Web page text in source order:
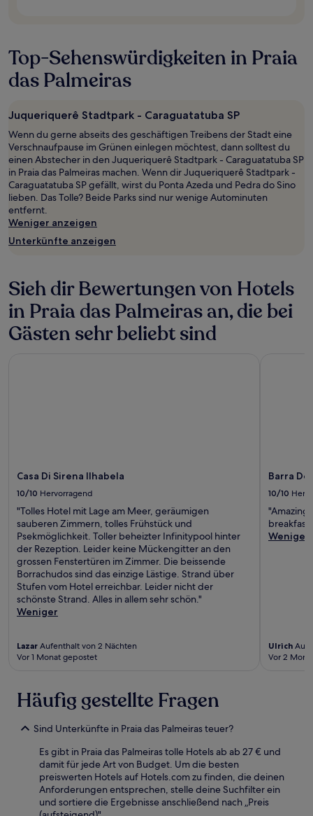
können
zusätzliche
Bedingungen
Top-Sehenswürdigkeiten in Praia
das Palmeiras
Juqueriquerê Stadtpark - Caraguatatuba SP
Wenn du gerne abseits des geschäftigen Treibens der Stadt eine
Verschnaufpause im Grünen einlegen möchtest, dann solltest du
einen Abstecher in den Juqueriquerê Stadtpark - Caraguatatuba SP
in Praia das Palmeiras machen. Wenn dir Juqueriquerê Stadtpark -
Caraguatatuba SP gefällt, wirst du Ponta Azeda und Pedra do Sino
lieben. Das Tolle? Beide Parks sind nur wenige Autominuten
entfernt.
Weniger anzeigen
Unterkünfte anzeigen
Sieh dir Bewertungen von Hotels
in Praia das Palmeiras an, die bei
Gästen sehr beliebt sind
Casa Di Sirena Ilhabela
10/10 Hervorragend
"Tolles Hotel mit Lage am Meer, geräumigen
sauberen Zimmern, tolles Frühstück und
Psekmöglichkeit. Toller beheizter Infinitypool hinter
der Rezeption. Leider keine Mückengitter an den
grossen Fenstertüren im Zimmer. Die beissende
Borrachudos sind das einzige Lästige. Strand über
Stufen vom Hotel erreichbar. Leider nicht der
schönste Strand. Alles in allem sehr schön."
Weniger
Lazar Aufenthalt von 2 Nächten
Vor 1 Monat gepostet
Barra
10/10
"Amazing
Weniger
Ulrich
Vor 2
Häufig gestellte Fragen
Sind Unterkünfte in Praia das Palmeiras teuer?
Es gibt in Praia das Palmeiras tolle Hotels ab ab 27 € und
damit für jede Art von Budget. Um die besten
preiswerten Hotels auf Hotels.com zu finden, die deinen
Anforderungen entsprechen, stelle deine Suchfilter ein
und sortiere die Ergebnisse anschließend nach „Preis